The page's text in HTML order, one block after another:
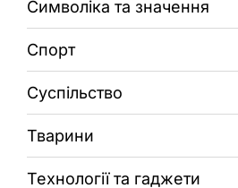
Символіка та значення
Спорт
Суспільство
Тварини
Технології та гаджети